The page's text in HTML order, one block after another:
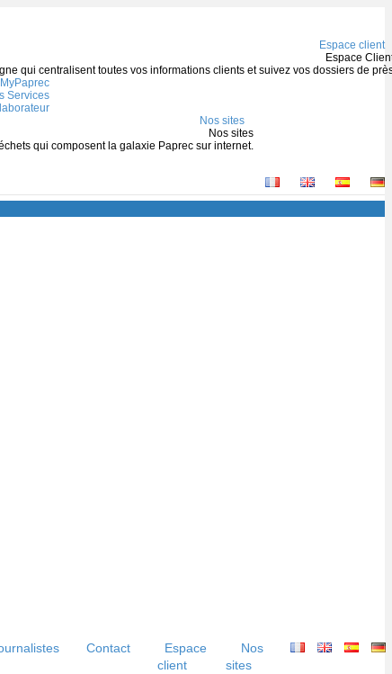
Espace client
Espace
qui centralisent toutes vos informations clients et suivez vos dossiers de
MyPaprec
Services
Nos sites
Nos sites
qui composent la galaxie Paprec sur internet.
Contact
Espace
client
Nos
sites